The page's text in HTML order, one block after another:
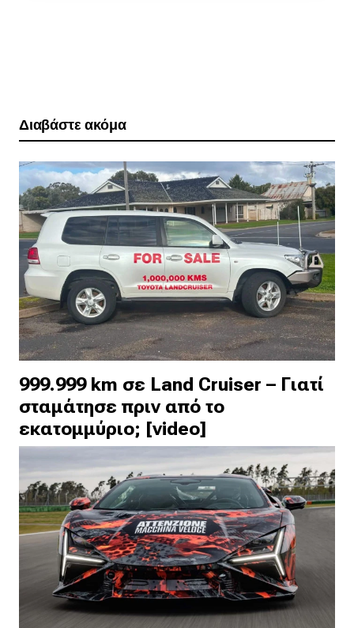
Διαβάστε ακόμα
999.999 km σε Land Cruiser – Γιατί
σταμάτησε πριν από το
εκατομμύριο; [video]